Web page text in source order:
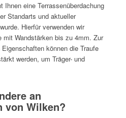
Ihnen eine Terrassenüberdachung
Standarts und aktueller
Hierfür verwenden wir
mit Wandstärken bis zu 4mm. Zur
können die Traufe
werden, um Träger- und
an
von Wilken?